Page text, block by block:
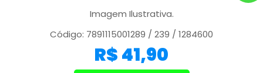
Imagem Ilustrativa.
Código: 7891115001289 / 239 / 1284600
R$41,90